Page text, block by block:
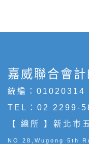
嘉威聯合會
統編：01020314
TEL： 02 2299-
【 總所 】新北市
NO.28,Wugong 5th